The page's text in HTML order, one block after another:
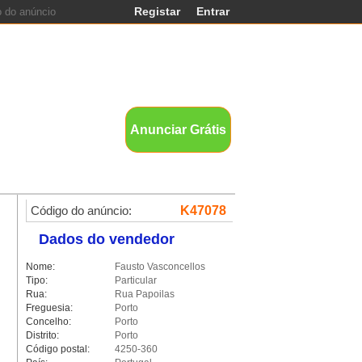
Entrar
Registar
Anunciar Grátis
K47078
Código do anúncio:
Dados do vendedor
Nome:
Fausto Vasconcellos
Tipo:
Particular
Rua:
Rua Papoilas
Freguesia:
Porto
Concelho:
Porto
Distrito:
Porto
Código postal:
4250-360